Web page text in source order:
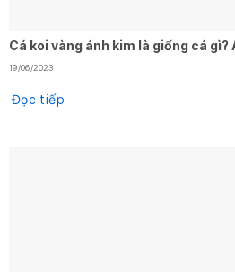
Cá koi vàng ánh kim là giống cá gì?
19/06/2023
Đọc tiếp